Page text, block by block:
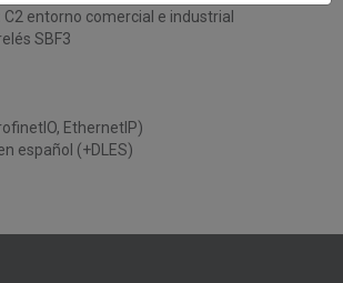
C2 entorno comercial e industrial
SBF3
EthernetIP)
español (+DLES)